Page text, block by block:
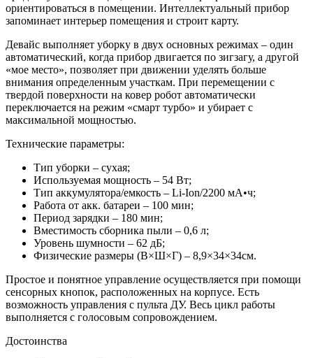
ориентироваться в помещении. Интеллектуальный прибор
запоминает интерьер помещения и строит карту.
Девайс выполняет уборку в двух основных режимах – один
автоматический, когда прибор двигается по зигзагу, а другой
«мое место», позволяет при движении уделять больше
внимания определенным участкам. При перемещении с
твердой поверхности на ковер робот автоматически
переключается на режим «смарт турбо» и убирает с
максимальной мощностью.
Технические параметры:
Тип уборки – сухая;
Используемая мощность – 54 Вт;
Тип аккумулятора/емкость – Li-Ion/2200 мА•ч;
Работа от акк. батареи – 100 мин;
Период зарядки – 180 мин;
Вместимость сборника пыли – 0,6 л;
Уровень шумности – 62 дБ;
Физические размеры (В×Ш×Г) – 8,9×34×34см.
Простое и понятное управление осуществляется при помощи
сенсорных кнопок, расположенных на корпусе. Есть
возможность управления с пульта ДУ. Весь цикл работы
выполняется с голосовым сопровождением.
Достоинства